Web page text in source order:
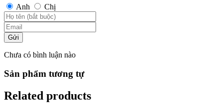
Anh Chị
Gửi
Chưa có bình luận nào
Sản phẩm tương tự
Related products